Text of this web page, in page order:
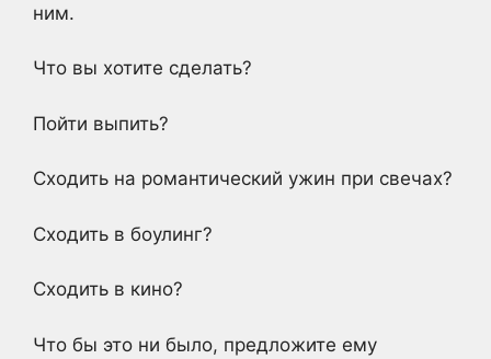
ним.
Что вы хотите сделать?
Пойти выпить?
Сходить на романтический ужин при свечах?
Сходить в боулинг?
Сходить в кино?
Что бы это ни было, предложите ему